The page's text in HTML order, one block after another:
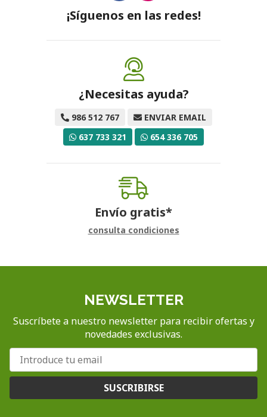
¡Síguenos en las redes!
¿Necesitas ayuda?
986 512 767
ENVIAR EMAIL
637 733 321
654 336 705
Envío gratis*
consulta condiciones
NEWSLETTER
Suscríbete a nuestro newsletter para recibir ofertas y
novedades exclusivas.
SUSCRIBIRSE